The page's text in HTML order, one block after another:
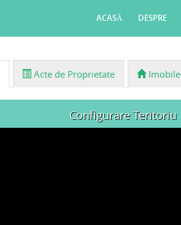
ACASĂ DESPRE
Acte de Proprietate Imobile
Configurare Teritoriu